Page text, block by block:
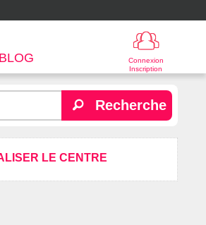
Connexion
Inscription
BLOG
Recherche
LE CENTRE